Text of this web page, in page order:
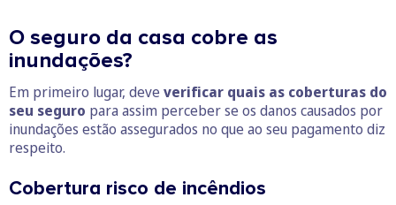
O seguro da casa cobre as
inundações?
Em primeiro lugar, deve verificar quais as coberturas do
seu seguro para assim perceber se os danos causados por
inundações estão assegurados no que ao seu pagamento diz
respeito.
Cobertura risco de incêndios